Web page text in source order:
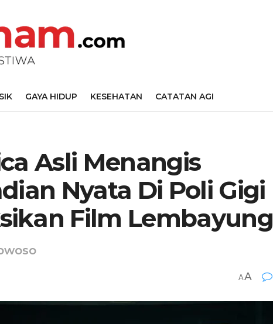
GAYA HIDUP KESEHATAN CATATAN AGI
Asli Menangis
Nyata Di Poli Gigi
Film Lembayung
AA